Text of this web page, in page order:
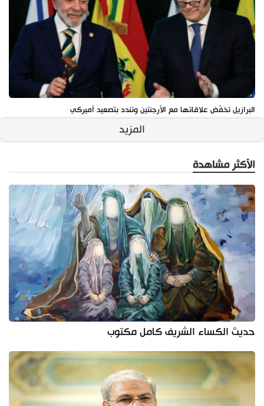
البرازيل تخفّض علاقاتها مع الأرجنتين وتندد بتصعيد أميركي
المزيد
الأكثر مشاهدة
حديث الكساء الشريف كامل مكتوب